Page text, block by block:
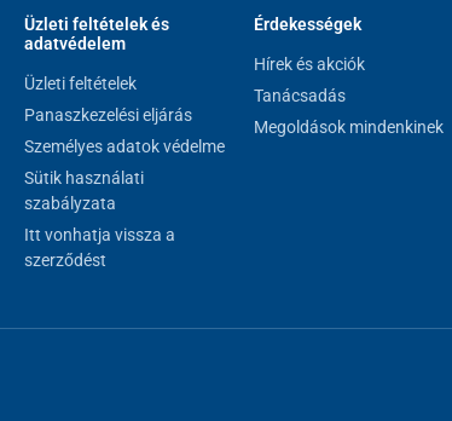
Üzleti feltételek és
adatvédelem
Üzleti feltételek
Panaszkezelési eljárás
Személyes adatok védelme
Sütik használati
szabályzata
Itt vonhatja vissza a
szerződést
Érdekességek
Hírek és akciók
Tanácsadás
Megoldások mindenkinek